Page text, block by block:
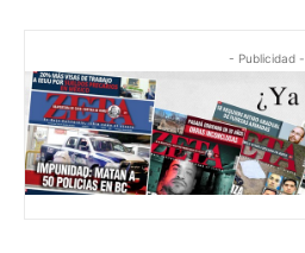
- Publicidad -